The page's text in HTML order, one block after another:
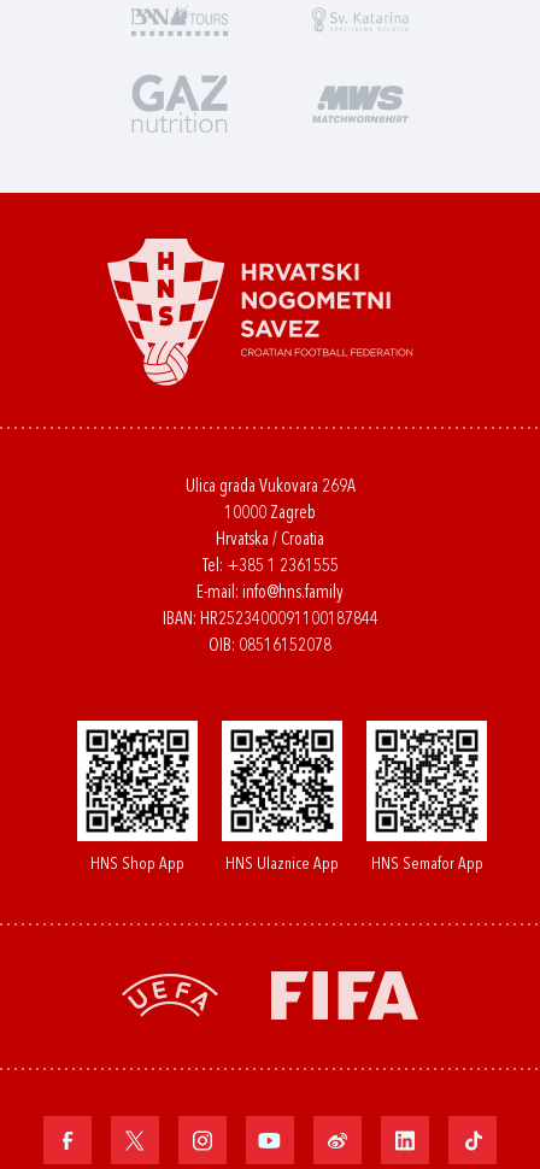
Ulica grada Vukovara 269A
10000 Zagreb
Hrvatska / Croatia
Tel: +385 1 2361555
E-mail: info@hns.family
IBAN: HR2523400091100187844
OIB: 08516152078
HNS Shop App HNS Ulaznice App HNS Semafor App